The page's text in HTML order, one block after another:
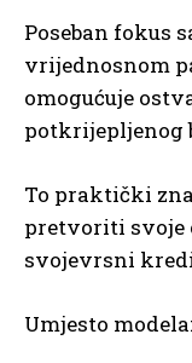
Poseban fokus
vrijednosnom
omogućuje
potkrijepljenog
To praktički
pretvoriti svoje
svojevrsni
Umjesto modela: